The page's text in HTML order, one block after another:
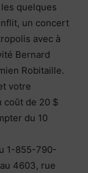
quelques
un concert
avec à
Bernard
Robitaille.
votre
coût de 20 $
du 10
1-855-790-
4603, rue